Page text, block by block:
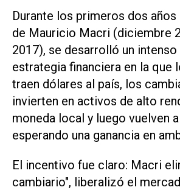
Durante los primeros dos
de Mauricio Macri (diciembre
2017), se desarrolló un intenso
estrategia financiera en la que
traen dólares al país, los
invierten en activos de alto
moneda local y luego vuelven
esperando una ganancia en
El incentivo fue claro: Macri
cambiario", liberalizó el